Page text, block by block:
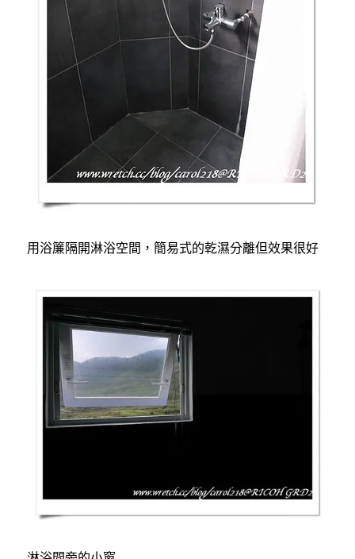
用浴簾隔開淋浴空間，簡易式的乾濕分離但效果很好